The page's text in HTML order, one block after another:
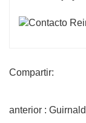
Compartir:
anterior :